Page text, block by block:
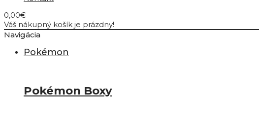
0,00€
Váš nákupný košík je prázdny!
Navigácia
Pokémon
Pokémon Boxy